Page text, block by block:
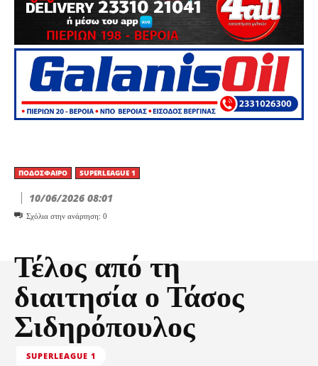
ΠΟΔΌΣΦΑΙΡΟ SUPERLEAGUE 1
10/06/2026 08:01
Σχόλια στην ανάρτηση: 0
Τέλος από τη
διαιτησία ο Τάσος
Σιδηρόπουλος
SUPERLEAGUE 1